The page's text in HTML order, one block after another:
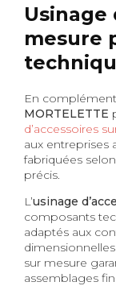
Usinage
mesure
En
MORTELETTE
d’accessoires
aux entreprises
fabriquées
précis.
L’usinage
composants
adaptés aux
sur mesure
assemblages